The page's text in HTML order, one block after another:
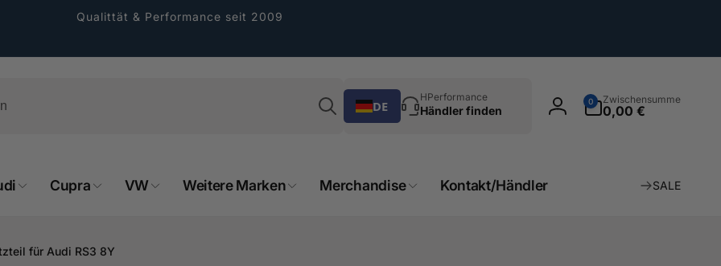
Qualittät & Performance seit 2009
Suchen
DE
HPerformance
Händler finden Einloggen
0
Artikel
Zwischensumme
0,00 €
Cupra VW Weitere Marken Merchandise Kontakt/Händler SALE
für Audi RS3 8Y
GmbH
tagen